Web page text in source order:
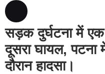
सड़क दुर्घटना में एक
दूसरा घायल,
दौरान हादसा।